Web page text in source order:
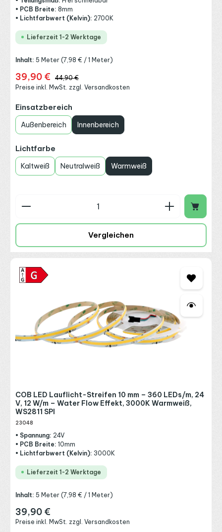
• PCB Breite: 8mm
• Lichtfarbwert (Kelvin): 2700K
Lieferzeit 1-2 Werktage
Inhalt:5 Meter(7,98 € / 1 Meter)
Verkaufspreis:
39,90 € Regulärer Preis:
44,90 €
Preise inkl. MwSt. zzgl. Versandkosten
Einsatzbereich
Außenbereich Innenbereich
Lichtfarbe
Kaltweiß Neutralweiß Warmweiß
Produkt Anzahl: Gib den gewünschten Wert
Vergleichen
COB LED Lauflicht-Streifen 10 mm – 360 LEDs/m, 24
V, 12 W/m – Water Flow Effekt, 3000K Warmweiß,
WS2811 SPI
23048
• Spannung: 24V
• PCB Breite: 10mm
• Lichtfarbwert (Kelvin): 3000K
Lieferzeit 1-2 Werktage
Inhalt:5 Meter(7,98 € / 1 Meter)
Regulärer Preis:
39,90 €
Preise inkl. MwSt. zzgl. Versandkosten